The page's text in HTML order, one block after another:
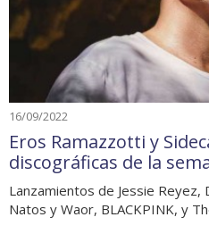
16/09/2022
Eros Ramazzotti y
discográficas de la
Lanzamientos de Jessie Reyez,
Natos y Waor, BLACKPINK, y